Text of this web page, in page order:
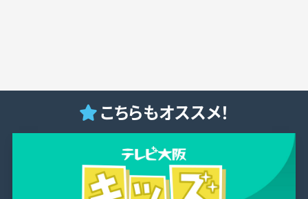
こちらもオススメ！